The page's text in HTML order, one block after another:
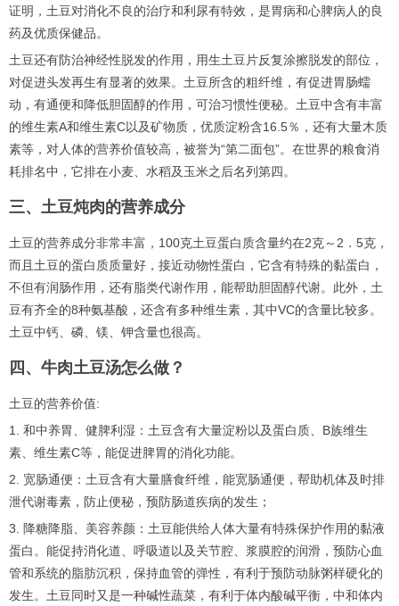
证明，土豆对消化不良的治疗和利尿有特效，是胃病和心脾病人的良
药及优质保健品。
土豆还有防治神经性脱发的作用，用生土豆片反复涂擦脱发的部位，
对促进头发再生有显著的效果。土豆所含的粗纤维，有促进胃肠蠕
动，有通便和降低胆固醇的作用，可治习惯性便秘。土豆中含有丰富
的维生素A和维生素C以及矿物质，优质淀粉含16.5％，还有大量木质
素等，对人体的营养价值较高，被誉为“第二面包”。在世界的粮食消
耗排名中，它排在小麦、水稻及玉米之后名列第四。
三、土豆炖肉的营养成分
土豆的营养成分非常丰富，100克土豆蛋白质含量约在2克～2．5克，
而且土豆的蛋白质质量好，接近动物性蛋白，它含有特殊的黏蛋白，
不但有润肠作用，还有脂类代谢作用，能帮助胆固醇代谢。此外，土
豆有齐全的8种氨基酸，还含有多种维生素，其中VC的含量比较多。
土豆中钙、磷、镁、钾含量也很高。
四、牛肉土豆汤怎么做？
土豆的营养价值:
1. 和中养胃、健脾利湿：土豆含有大量淀粉以及蛋白质、B族维生
素、维生素C等，能促进脾胃的消化功能。
2. 宽肠通便：土豆含有大量膳食纤维，能宽肠通便，帮助机体及时排
泄代谢毒素，防止便秘，预防肠道疾病的发生；
3. 降糖降脂、美容养颜：土豆能供给人体大量有特殊保护作用的黏液
蛋白。能促持消化道、呼吸道以及关节腔、浆膜腔的润滑，预防心血
管和系统的脂肪沉积，保持血管的弹性，有利于预防动脉粥样硬化的
发生。土豆同时又是一种碱性蔬菜，有利于体内酸碱平衡，中和体内